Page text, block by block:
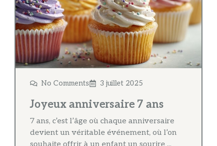
No Comments 3 juillet 2025
Joyeux anniversaire 7 ans
7 ans, c’est l’âge où chaque anniversaire
devient un véritable événement, où l’on